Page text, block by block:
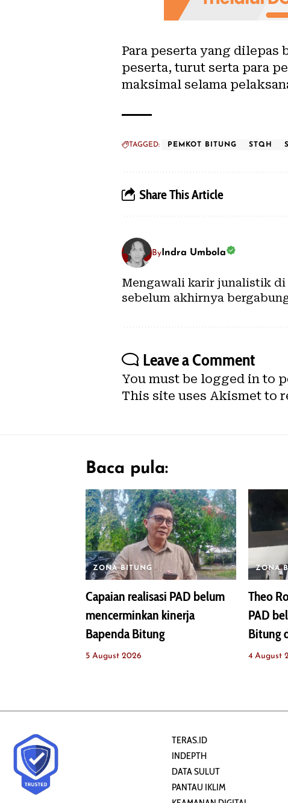
Para peserta yang dilepas
peserta, turut serta para
maksimal selama
TAGGED: PEMKOT BITUNG STQH
Share This Article
By Indra Umbola
Mengawali karir junalistik di
sebelum akhirnya
Leave a Comment
You must be logged into
This site uses Akismet to
Baca pula:
ZONA BITUNG
Capaian realisasi PAD belum
mencerminkan kinerja
Bapenda Bitung
5 August 2026
ZONA
Theo
PAD
Bitung
4 August
TERAS.ID
INDEPTH
DATA SULUT
PANTAU IKLIM